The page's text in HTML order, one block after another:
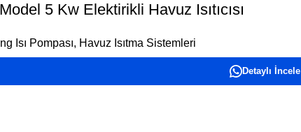
5 Kw Elektirikli Havuz Isıtıcısı
Isı Pompası, Havuz Isıtma Sistemleri
Detaylı İncele